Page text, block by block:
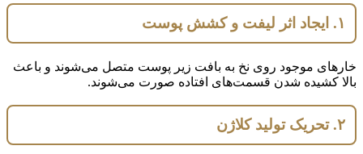
۱. ایجاد اثر لیفت و کشش پوست
خارهای موجود روی نخ به بافت زیر پوست متصل می‌شوند و باعث
بالا کشیده شدن قسمت‌های افتاده صورت می‌شوند.
۲. تحریک تولید کلاژن